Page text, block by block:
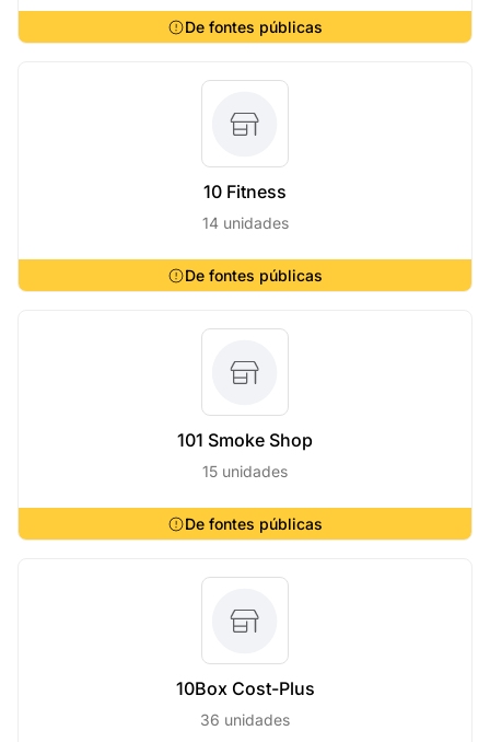
De fontes públicas
10 Fitness
14 unidades
De fontes públicas
101 Smoke Shop
15 unidades
De fontes públicas
10Box Cost-Plus
36 unidades